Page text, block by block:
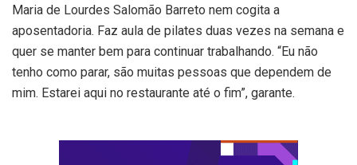
Maria de Lourdes Salomão Barreto nem cogita a
aposentadoria. Faz aula de pilates duas vezes na semana e
quer se manter bem para continuar trabalhando. “Eu não
tenho como parar, são muitas pessoas que dependem de
mim. Estarei aqui no restaurante até o fim”, garante.